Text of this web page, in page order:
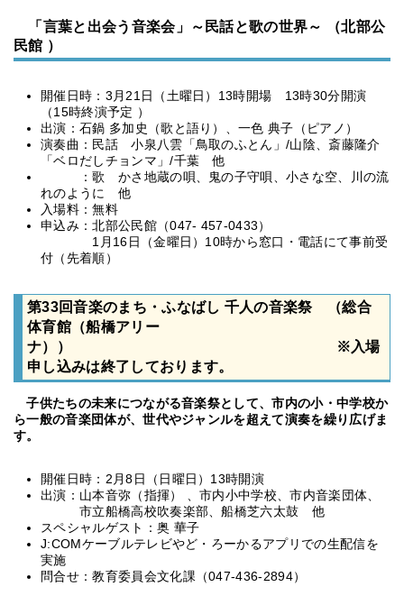
「言葉と出会う音楽会」～民話と歌の世界～ （北部公
民館 ）
開催日時：3月21日（土曜日）13時開場 13時30分開演
（15時終演予定 ）
出演：石鍋 多加史（歌と語り）、一色 典子（ピアノ）
演奏曲：民話 小泉八雲「鳥取のふとん」/山陰、斎藤隆介
「ベロだしチョンマ」/千葉 他
：歌 かさ地蔵の唄、鬼の子守唄、小さな空、川の流
れのように 他
入場料：無料
申込み：北部公民館（047- 457-0433）
1月16日（金曜日）10時から窓口・電話にて事前受
付（先着順）
第33回音楽のまち・ふなばし 千人の音楽祭 （総合
体育館（船橋アリー
ナ）） ※入場
申し込みは終了しております。
子供たちの未来につながる音楽祭として、市内の小・中学校か
ら一般の音楽団体が、世代やジャンルを超えて演奏を繰り広げま
す。
開催日時：2月8日（日曜日）13時開演
出演：山本音弥（指揮） 、市内小中学校、市内音楽団体、
市立船橋高校吹奏楽部、船橋芝六太鼓 他
スペシャルゲスト：奥 華子
J:COMケーブルテレビやど・ろーかるアプリでの生配信を
実施
問合せ：教育委員会文化課（047-436-2894）